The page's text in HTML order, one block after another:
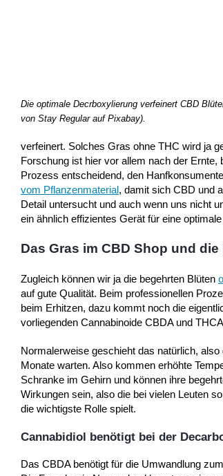
Die optimale Decrboxylierung verfeinert CBD
von Stay Regular auf Pixabay).
verfeinert. Solches Gras ohne THC wird ja
Forschung ist hier vor allem nach der Ernte,
Prozess entscheidend, den
vom Pflanzenmaterial, damit sich CBD und
Detail untersucht und auch wenn uns nicht
ein ähnlich effizientes Gerät für eine
Das Gras im CBD Shop und
Zugleich können wir ja die begehrten Blüten
auf gute Qualität. Beim professionellen
beim Erhitzen, dazu kommt noch die
vorliegenden Cannabinoide CBDA und
Normalerweise geschieht das natürlich,
Monate warten. Also kommen erhöhte
Schranke im Gehirn und können ihre
Wirkungen sein, also die bei vielen Leuten
die wichtigste Rolle spielt.
Cannabidiol benötigt bei der
Das CBDA benötigt für die Umwandlung